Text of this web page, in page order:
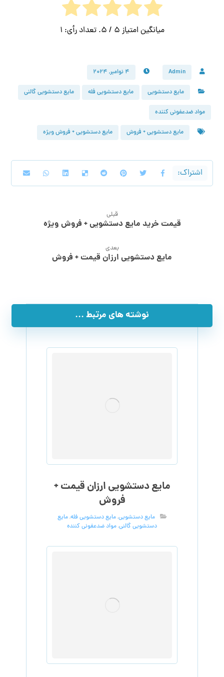
میانگین امتیاز 5 / 5. تعداد رأی: 1
Admin ۴ نوامبر, ۲۰۲۴
مایع دستشویی مایع دستشویی فله مایع دستشویی گالنی
مواد ضدعفونی کننده
مایع دستشویی + فروش مایع دستشویی + فروش ویژه
قبلی
قیمت خرید مایع دستشویی + فروش ویژه
بعدی
مایع دستشویی ارزان قیمت + فروش
نوشته های مرتبط ...
مایع دستشویی ارزان قیمت +
فروش
مایع دستشویی,مایع دستشویی فله,مایع
دستشویی گالنی,مواد ضدعفونی کننده